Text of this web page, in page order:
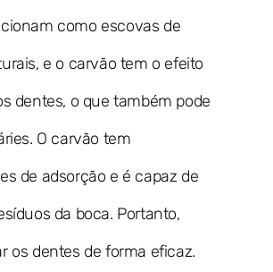
como escovas de
e o carvão tem o efeito
dentes, o que também pode
O carvão tem
de adsorção e é capaz de
da boca. Portanto,
os dentes de forma eficaz.